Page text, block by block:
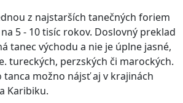
z najstarších tanečných foriem
5 - 10 tisíc rokov. Doslovný preklad
tanec východu a nie je úplne jasné,
tureckých, perzských či marockých.
možno nájsť aj v krajinách
Karibiku.